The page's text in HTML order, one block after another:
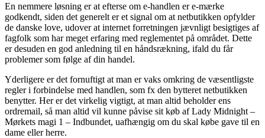
En nemmere løsning er at efterse om e-handlen er e-mærke
godkendt, siden det generelt er et signal om at netbutikken opfylder
de danske love, udover at internet forretningen jævnligt besigtiges af
fagfolk som har meget erfaring med reglementet på området. Dette
er desuden en god anledning til en håndsrækning, ifald du får
problemer som følge af din handel.
Yderligere er det fornuftigt at man er vaks omkring de væsentligste
regler i forbindelse med handlen, som fx den bytteret netbutikken
benytter. Her er det virkelig vigtigt, at man altid beholder ens
ordremail, så man altid vil kunne påvise sit køb af Lady Midnight –
Mørkets magi 1 – Indbundet, uafhængig om du skal købe gave til en
dame eller herre.